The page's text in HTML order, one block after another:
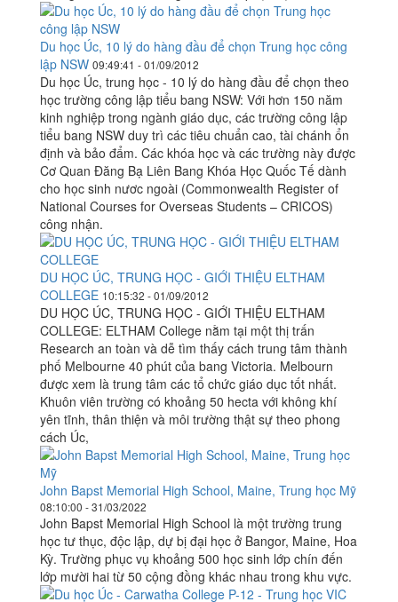
Du học Úc, 10 lý do hàng đầu để chọn Trung học công
lập NSW 09:49:41 - 01/09/2012
Du học Úc, trung học - 10 lý do hàng đầu để chọn theo
học trường công lập tiểu bang NSW: Với hơn 150 năm
kinh nghiệp trong ngành giáo dục, các trường công lập
tiểu bang NSW duy trì các tiêu chuẩn cao, tài chánh ổn
định và bảo đẩm. Các khóa học và các trường này được
Cơ Quan Đăng Bạ Liên Bang Khóa Học Quốc Tế dành
cho học sinh nươc ngoài (Commonwealth Register of
National Courses for Overseas Students – CRICOS)
công nhận.
DU HỌC ÚC, TRUNG HỌC - GIỚI THIỆU ELTHAM
COLLEGE 10:15:32 - 01/09/2012
DU HỌC ÚC, TRUNG HỌC - GIỚI THIỆU ELTHAM
COLLEGE: ELTHAM College nằm tại một thị trấn
Research an toàn và dễ tìm thấy cách trung tâm thành
phố Melbourne 40 phút của bang Victoria. Melbourn
được xem là trung tâm các tổ chức giáo dục tốt nhất.
Khuôn viên trường có khoảng 50 hecta với không khí
yên tĩnh, thân thiện và môi trường thật sự theo phong
cách Úc,
John Bapst Memorial High School, Maine, Trung học Mỹ
08:10:00 - 31/03/2022
John Bapst Memorial High School là một trường trung
học tư thục, độc lập, dự bị đại học ở Bangor, Maine, Hoa
Kỳ. Trường phục vụ khoảng 500 học sinh lớp chín đến
lớp mười hai từ 50 cộng đồng khác nhau trong khu vực.